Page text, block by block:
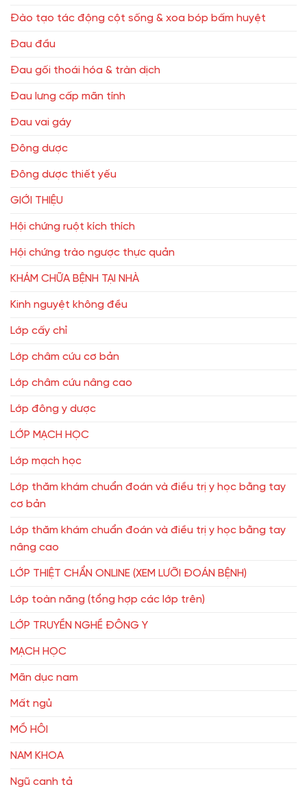
Đào tạo tác động cột sống & xoa bóp bấm huyệt
Đau đầu
Đau gối thoái hóa & tràn dịch
Đau lưng cấp mãn tính
Đau vai gáy
Đông dược
Đông dược thiết yếu
GIỚI THIỆU
Hội chứng ruột kích thích
Hội chứng trào ngược thực quản
KHÁM CHỮA BỆNH TẠI NHÀ
Kinh nguyệt không đều
Lớp cấy chỉ
Lớp châm cứu cơ bản
Lớp châm cứu nâng cao
Lớp đông y dược
LỚP MẠCH HỌC
Lớp mạch học
Lớp thăm khám chuẩn đoán và điều trị y học bằng tay
cơ bản
Lớp thăm khám chuẩn đoán và điều trị y học bằng tay
nâng cao
LỚP THIỆT CHẨN ONLINE (XEM LƯỠI ĐOÁN BỆNH)
Lớp toàn năng (tổng hợp các lớp trên)
LỚP TRUYỀN NGHỀ ĐÔNG Y
MẠCH HỌC
Mãn dục nam
Mất ngủ
MỒ HÔI
NAM KHOA
Ngũ canh tả